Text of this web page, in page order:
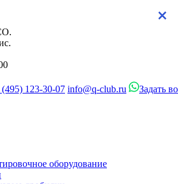
123-30-07 info@q-club.ru Задать
оборудование
×
×
×
×